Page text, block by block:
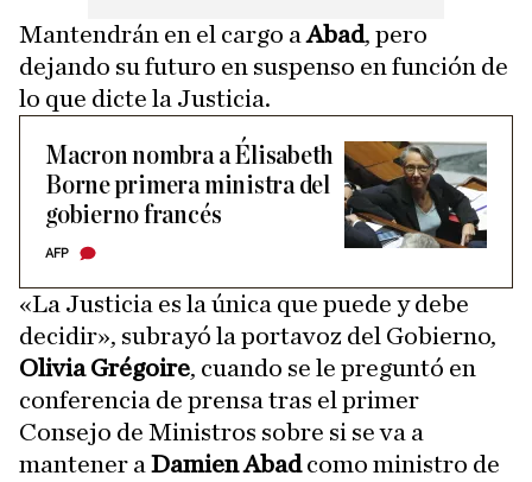
Mantendrán en el cargo aAbad, pero
dejando su futuro en suspenso en función de
lo que dicte la Justicia.
Macron nombra a Élisabeth
Borne primera ministra del
gobierno francés
AFP
«La Justicia es la única que puede y debe
decidir», subrayó la portavoz del Gobierno,
Olivia Grégoire, cuando se le preguntó en
conferencia de prensa tras el primer
Consejo de Ministros sobre si se va a
mantener a Damien Abadcomo ministro de